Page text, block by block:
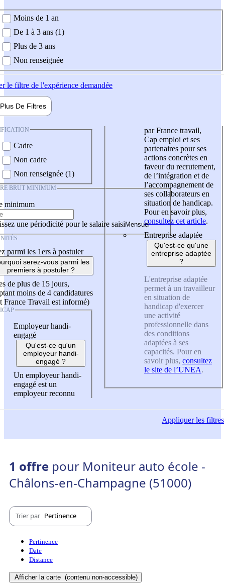
demandée
Moins de 1 an
De 1 à 3 ans (1)
Plus de 3 ans
Non renseignée
le filtre de l'expérience demandée
Plus De Filtres
Cadre
Non cadre
Non renseignée (1)
BRUT MINIMUM
minimum
une périodicité pour le salaire saisi
parmi les 1ers à postuler
serez-vous parmi les
premiers à postuler ?
de plus de 15 jours,
moins de 4 candidatures
France Travail est informé)
Employeur handi-
engagé
Qu'est-ce qu'un
employeur handi-
engagé ?
Un employeur handi-
engagé est un
employeur reconnu
par France travail,
Cap emploi et ses
partenaires pour ses
actions concrètes en
faveur du recrutement,
de l’intégration et de
l’accompagnement de
ses collaborateurs en
situation de handicap.
Pour en savoir plus,
consultez cet article.
Entreprise adaptée
Qu'est-ce qu'une
entreprise adaptée
?
L'entreprise adaptée
permet à un travailleur
en situation de
handicap d'exercer
une activité
professionnelle dans
des conditions
adaptées à ses
capacités. Pour en
savoir plus, consultez
le site de l’UNEA.
Appliquerles filtres
1 offre pour Moniteur auto école -
Châlons-en-Champagne (51000)
Trier par Pertinence
Pertinence
Date
Distance
Afficher la carte (contenu non-accessible)